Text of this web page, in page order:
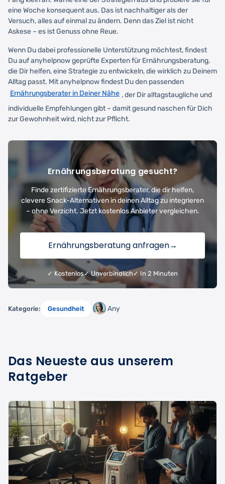
eine Woche konsequent aus. Das ist nachhaltiger als der
Versuch, alles auf einmal zu ändern. Denn das Ziel ist nicht
Askese – es ist Genuss ohne Reue.
Wenn Du dabei professionelle Unterstützung möchtest, findest
Du auf anyhelpnow geprüfte Experten für Ernährungsberatung,
die Dir helfen, eine Strategie zu entwickeln, die wirklich zu Deinem
Alltag passt. Mit anyhelpnow findest Du den passenden
Ernährungsberater in Deiner Nähe , der Dir alltagstaugliche und
individuelle Empfehlungen gibt – damit gesund naschen für Dich
zur Gewohnheit wird, nicht zur Pflicht.
Ernährungsberatung gesucht?
Finde zertifizierte Ernährungsberater, die dir helfen,
clevere Snack-Alternativen in deinen Alltag zu integrieren
– ohne Verzicht. Jetzt kostenlos Anbieter vergleichen.
Ernährungsberatung anfragen→
✓ Kostenlos✓ Unverbindlich ✓ In 2 Minuten
Kategorie: Gesundheit Any
Das Neueste aus unserem
Ratgeber